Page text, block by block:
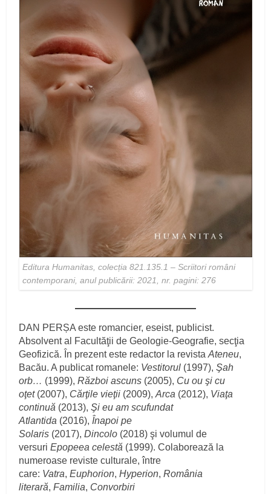
Editura Humanitas, colecția 821.135.1 – Scriitori români
contemporani, anul publicării: 2021, nr. pagini: 276
DAN PERȘA este romancier, eseist, publicist.
Absolvent al Facultăţii de Geologie-Geografie, secţia
Geofizică. În prezent este redactor la revistaAteneu,
Bacău. A publicat romanele: Vestitorul (1997),Şah
orb… (1999),Război ascuns (2005), Cu ou şi cu
oţet(2007), Cărţile vieţii (2009),Arca (2012), Viaţa
continuă (2013),Şi eu am scufundat
Atlantida (2016), Înapoi pe
Solaris (2017),Dincolo (2018) şi volumul de
versuriEpopeea celestă (1999). Colaborează la
numeroase reviste culturale, între
care: Vatra,Euphorion,Hyperion,România
literară,Familia, Convorbiri